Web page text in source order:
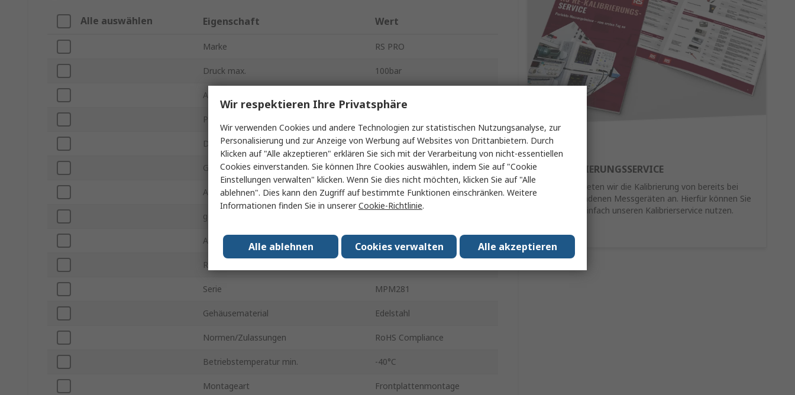
RE-KALIBRIERUNGSSERVICE
Als Service bieten wir die Kalibrierung von bereits bei
Ihnen vorhandenen Messgeräten an. Hierfür können Sie
schnell und einfach unseren Kalibrierservice nutzen.
Alle auswählen Eigenschaft Wert
Marke RS PRO
Druck max. 100bar
Art der Druckmessung
Produkt Typ
Druckmessung min. 0bar
Genauigkeit ±0.15 %
Ausgangstyp Spannung
geeignete Medien
Anschlusstyp Drahtanschluss
Reaktionszeit
Serie MPM281
Gehäusematerial Edelstahl
Normen/Zulassungen RoHS Compliance
Betriebstemperatur min. -40°C
Montageart Frontplattenmontage
Wir respektieren Ihre Privatsphäre
Wir verwenden Cookies und andere Technologien zur statistischen Nutzungsanalyse, zur
Personalisierung und zur Anzeige von Werbung auf Websites von Drittanbietern. Durch
Klicken auf "Alle akzeptieren" erklären Sie sich mit der Verarbeitung von nicht-essentiellen
Cookies einverstanden. Sie können Ihre Cookies auswählen, indem Sie auf "Cookie
Einstellungen verwalten" klicken. Wenn Sie dies nicht möchten, klicken Sie auf "Alle
ablehnen". Dies kann den Zugriff auf bestimmte Funktionen einschränken. Weitere
Informationen finden Sie in unsererCookie-Richtlinie.
Alle akzeptieren
Cookies verwalten
Alle ablehnen